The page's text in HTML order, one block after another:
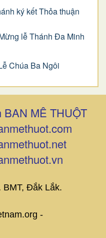
ký kết Thỏa thuận
lễ Thánh Đa Minh
Chúa Ba Ngôi
BAN MÊ THUỘT
BMT, Đắk Lắk.
-